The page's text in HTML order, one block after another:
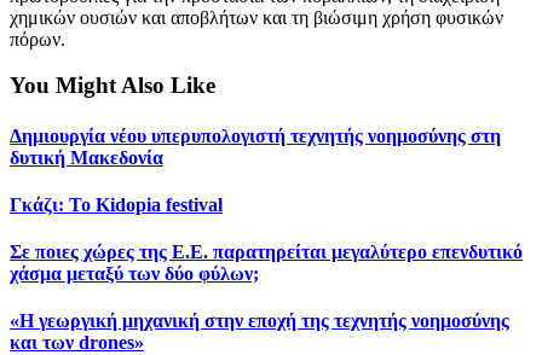
χημικών ουσιών και αποβλήτων και τη βιώσιμη χρήση φυσικών
πόρων.
You Might Also Like
Δημιουργία νέου υπερυπολογιστή τεχνητής νοημοσύνης στη
δυτική Μακεδονία
Γκάζι: Το Kidopia festival
Σε ποιες χώρες της Ε.Ε. παρατηρείται μεγαλύτερο επενδυτικό
χάσμα μεταξύ των δύο φύλων;
«Η γεωργική μηχανική στην εποχή της τεχνητής νοημοσύνης
και των drones»